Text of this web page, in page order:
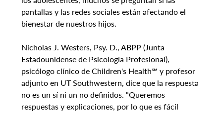
pantallas y las redes sociales están afectando el
bienestar de nuestros hijos.
Nicholas J. Westers, Psy. D., ABPP (Junta
Estadounidense de Psicología Profesional),
psicólogo clínico de Children's Health℠ y profesor
adjunto en UT Southwestern, dice que la respuesta
no es un sí ni un no definidos. “Queremos
respuestas y explicaciones, por lo que es fácil